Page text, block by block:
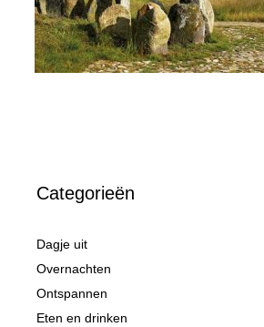
Categorieën
Dagje uit
Overnachten
Ontspannen
Eten en drinken